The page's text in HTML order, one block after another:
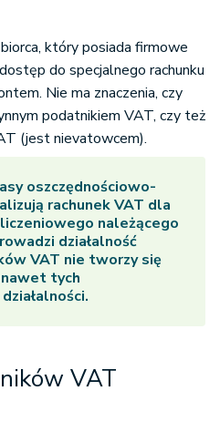
który posiada firmowe
do specjalnego rachunku
Nie ma znaczenia, czy
podatnikiem VAT, czy też
(jest nievatowcem).
oszczędnościowo-
rachunek VAT dla
należącego
działalność
VAT nie tworzy się
tych
VAT